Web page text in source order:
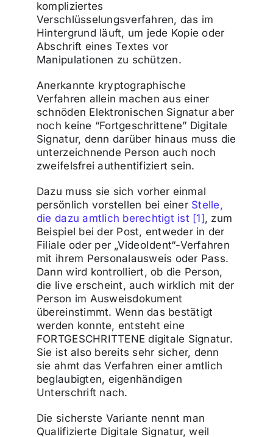
kompliziertes
Verschlüsselungsverfahren, das im
Hintergrund läuft, um jede Kopie oder
Abschrift eines Textes vor
Manipulationen zu schützen.
Anerkannte kryptographische
Verfahren allein machen aus einer
schnöden Elektronischen Signatur aber
noch keine “Fortgeschrittene” Digitale
Signatur, denn darüber hinaus muss die
unterzeichnende Person auch noch
zweifelsfrei authentifiziert sein.
Dazu muss sie sich vorher einmal
persönlich vorstellen bei einer Stelle,
die dazu amtlich berechtigt ist [1], zum
Beispiel bei der Post, entweder in der
Filiale oder per „VideoIdent“-Verfahren
mit ihrem Personalausweis oder Pass.
Dann wird kontrolliert, ob die Person,
die live erscheint, auch wirklich mit der
Person im Ausweisdokument
übereinstimmt. Wenn das bestätigt
werden konnte, entsteht eine
FORTGESCHRITTENE digitale Signatur.
Sie ist also bereits sehr sicher, denn
sie ahmt das Verfahren einer amtlich
beglaubigten, eigenhändigen
Unterschrift nach.
Die sicherste Variante nennt man
Qualifizierte Digitale Signatur, weil